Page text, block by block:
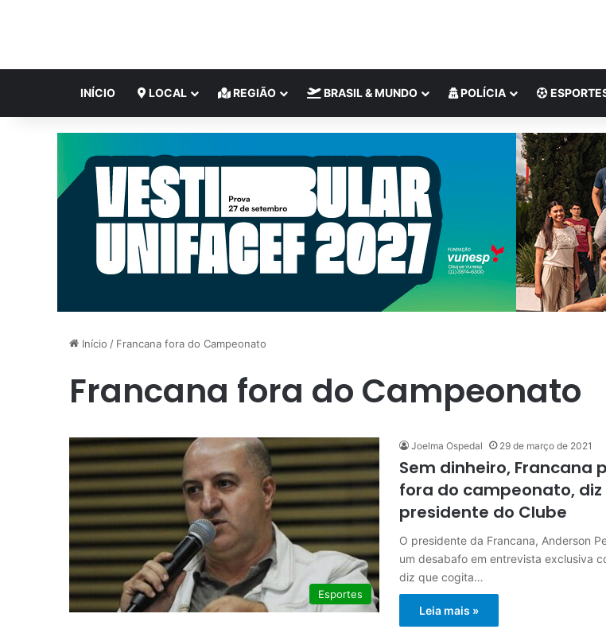
INÍCIO LOCAL REGIÃO BRASIL & MUNDO POLÍCIA
Início / Francana fora do Campeonato
Francana fora do Campeonato
Esportes
Joelma Ospedal 29 de março de 2021
Sem dinheiro, Francana
fora do campeonato, diz
presidente do Clube
O presidente da Francana, Anderson
um desabafo em entrevista exclusiva
diz que cogita…
Leia mais »